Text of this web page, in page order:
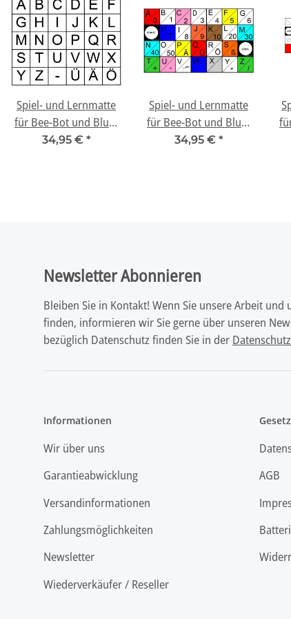
Spiel- und Lernmatte
für Bee-Bot und Blue-
Bot - "Buchstaben"
34,95 € *
Spiel- und Lernmatte
für Bee-Bot und Blue-
34,95 € *
Newsletter Abonnieren
Bleiben Sie in Kontakt! Wenn Sie unsere Arbeit
finden, informieren wir Sie gerne über unseren
bezüglich Datenschutz finden Sie in der
Informationen
Wir über uns
Garantieabwicklung
Versandinformationen
Zahlungsmöglichkeiten
Newsletter
Wiederverkäufer / Reseller
AGB